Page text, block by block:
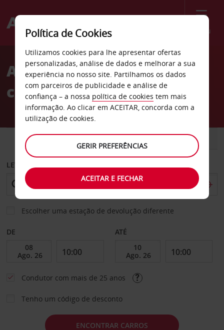
Menu
Welcome
AvisAluguer de
carros Blenheim
CARRO COMERCIAIS
LEVANTAR EM
Escolher uma estação de devolução diferente
DE ATÉ
Condutor com mais de 25 anos
Tenho um código de desconto
ENCONTRAR CARROS
Política de Cookies
Utilizamos cookies para lhe apresentar ofertas
personalizadas, análise de dados e melhorar a sua
experiência no nosso site. Partilhamos os dados
com parceiros de publicidade e análise de
confiança – a nossa política de cookies tem mais
informação. Ao clicar em ACEITAR, concorda com a
utilização de cookies.
GERIR PREFERÊNCIAS
ACEITAR E FECHAR